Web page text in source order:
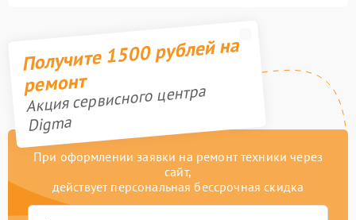
Получите 1500 рублей на
ремонт
Акция сервисного центра
Digma
При оформлении заявки на ремонт техники через
сайт,
действует персональная бессрочная скидка